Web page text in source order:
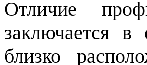
Отличие
заключается
близко